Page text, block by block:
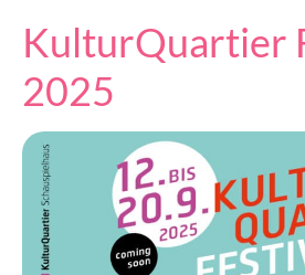
KulturQuartier
2025